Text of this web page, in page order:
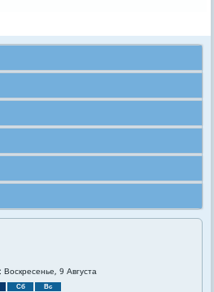
Воскресенье, 9 Августа
Сб Вс